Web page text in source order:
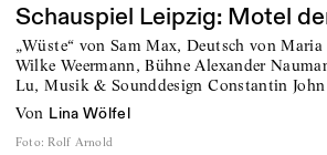
Schauspiel Leipzig: Motel
„Wüste“ von Sam Max, Deutsch von
Wilke Weermann, Bühne Alexander
Lu, Musik & Sounddesign Constantin John
von Lina Wölfel
Foto: Rolf Arnold